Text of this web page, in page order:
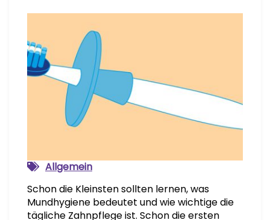
Allgemein
Schon die Kleinsten sollten lernen, was
Mundhygiene bedeutet und wie wichtige die
tägliche Zahnpflege ist. Schon die ersten